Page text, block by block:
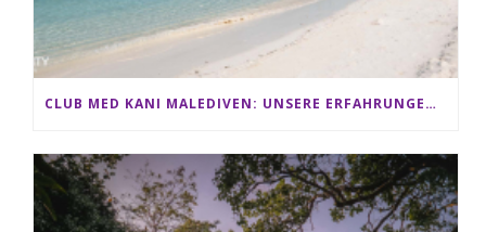
CLUB MED KANI MALEDIVEN: UNSERE ERFAHRUNGEN IM ALL-INCLUSIVE PARADIES